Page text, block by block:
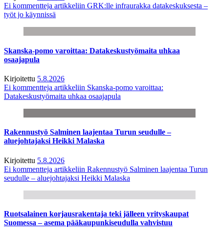
Ei kommentteja artikkeliin GRK:lle infraurakka datakeskuksesta –
työt jo käynnissä
Skanska-pomo varoittaa: Datakeskustyömaita uhkaa
osaajapula
Kirjoitettu 5.8.2026
Ei kommentteja artikkeliin Skanska-pomo varoittaa:
Datakeskustyömaita uhkaa osaajapula
Rakennustyö Salminen laajentaa Turun seudulle –
aluejohtajaksi Heikki Malaska
Kirjoitettu 5.8.2026
Ei kommentteja artikkeliin Rakennustyö Salminen laajentaa Turun
seudulle – aluejohtajaksi Heikki Malaska
Ruotsalainen korjausrakentaja teki jälleen yrityskaupat
Suomessa – asema pääkaupunkiseudulla vahvistuu